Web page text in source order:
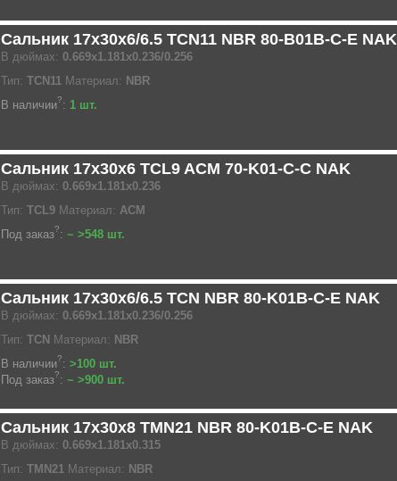
Сальник 17x30x6/6.5 TCN11 NBR 80-B01B-C-E NAK
В дюймах: 0.669x1.181x0.236/0.256
Тип: TCN11 Материал: NBR
В наличии?: 1 шт.
Сальник 17x30x6 TCL9 ACM 70-K01-C-C NAK
В дюймах: 0.669x1.181x0.236
Тип: TCL9 Материал: ACM
Под заказ?: ~ >548 шт.
Сальник 17x30x6/6.5 TCN NBR 80-K01B-C-E NAK
В дюймах: 0.669x1.181x0.236/0.256
Тип: TCN Материал: NBR
В наличии?: >100 шт.
Под заказ?: ~ >900 шт.
Сальник 17x30x8 TMN21 NBR 80-K01B-C-E NAK
В дюймах: 0.669x1.181x0.315
Тип: TMN21 Материал: NBR